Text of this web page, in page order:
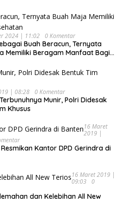
2024 | 11:02 0 Komentar
Buah Beracun, Ternyata
Memiliki Beragam Manfaat Bagi
| 08:28 0 Komentar
Munir, Polri Didesak
Khusus
16 Maret
2019 |
Kantor DPD Gerindra di
16 Maret 2019 |
09:03
0
dan Kelebihan All New